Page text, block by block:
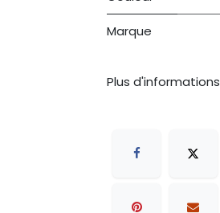
Marque
Plus d'informations